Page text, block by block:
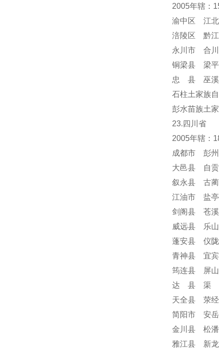
2005年辖
渝中区 江
涪陵区 黔
永川市 合
铜梁县 梁
忠 县 巫溪
石柱土家族
彭水苗族土
23.四川省
2005年辖：
成都市 彭
大邑县 自
叙永县 古
江油市 盐
剑阁县 苍
威远县 乐
蓬安县 仪
青神县 宜
筠连县 屏
达 县 渠
天全县 荥
简阳市 安
金川县 松
雅江县 新